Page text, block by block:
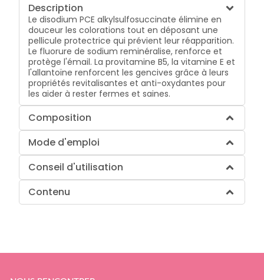
Description
Le disodium PCE alkylsulfosuccinate élimine en
douceur les colorations tout en déposant une
pellicule protectrice qui prévient leur réapparition.
Le fluorure de sodium reminéralise, renforce et
protège l'émail. La provitamine B5, la vitamine E et
l'allantoïne renforcent les gencives grâce à leurs
propriétés revitalisantes et anti-oxydantes pour
les aider à rester fermes et saines.
Composition
Mode d'emploi
Conseil d'utilisation
Contenu